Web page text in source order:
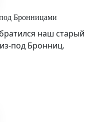
Бронницами
наш старый
под Бронниц.